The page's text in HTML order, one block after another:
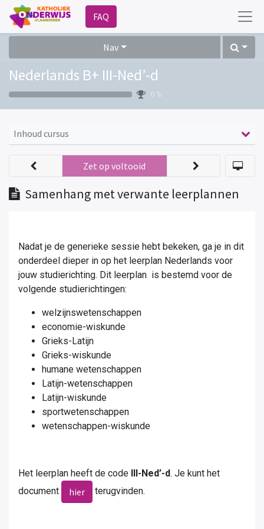
FAQ
Nav
Nederlands B+ III-Ned’-d
0 %
Inhoud cursus
Samenhang met verwante leerplannen
Zet op voltooid
Nadat je de generieke sessie hebt bekeken, ga je in dit
onderdeel dieper in op het leerplan Nederlands voor
jouw studierichting. Dit leerplan is bestemd voor de
volgende studierichtingen:
welzijnswetenschappen
economie-wiskunde
Grieks-Latijn
Grieks-wiskunde
humane wetenschappen
Latijn-wetenschappen
Latijn-wiskunde
sportwetenschappen
wetenschappen-wiskunde
Het leerplan heeft de code III-Ned’-d. Je kunt het
document
hier terugvinden.